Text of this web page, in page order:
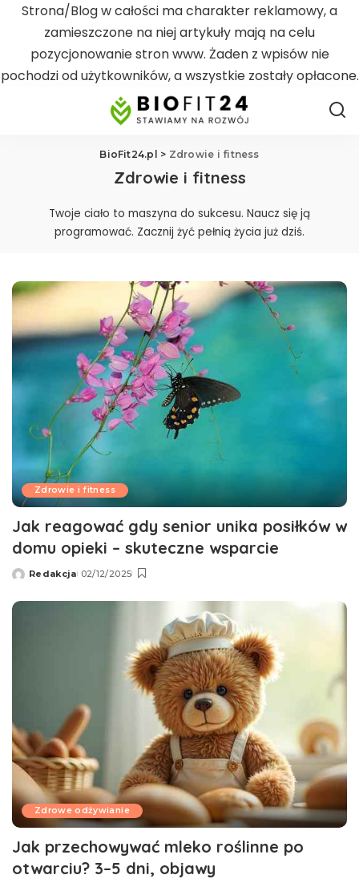
Strona/Blog w całości ma charakter reklamowy, a
zamieszczone na niej artykuły mają na celu
pozycjonowanie stron www. Żaden z wpisów nie
pochodzi od użytkowników, a wszystkie zostały opłacone.
BioFit24.pl > Zdrowie i fitness
Zdrowie i fitness
Twoje ciało to maszyna do sukcesu. Naucz się ją
programować. Zacznij żyć pełnią życia już dziś.
Zdrowie i fitness
Jak reagować gdy senior unika posiłków w
domu opieki – skuteczne wsparcie
Wysłany
Redakcja 02/12/2025
Zdrowe odżywianie
Jak przechowywać mleko roślinne po
otwarciu? 3–5 dni, objawy